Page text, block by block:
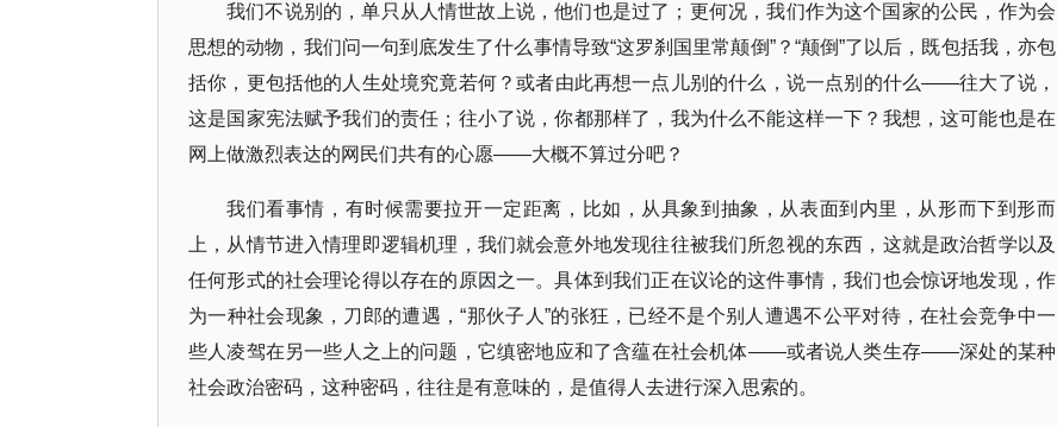
我们不说别的，单只从人情世故上说，他们也是过了；更何况，我们作为这个国家的公民，作为会
思想的动物，我们问一句到底发生了什么事情导致“这罗刹国里常颠倒”？“颠倒”了以后，既包括我，亦包
括你，更包括他的人生处境究竟若何？或者由此再想一点儿别的什么，说一点别的什么——往大了说，
这是国家宪法赋予我们的责任；往小了说，你都那样了，我为什么不能这样一下？我想，这可能也是在
网上做激烈表达的网民们共有的心愿——大概不算过分吧？
我们看事情，有时候需要拉开一定距离，比如，从具象到抽象，从表面到内里，从形而下到形而
上，从情节进入情理即逻辑机理，我们就会意外地发现往往被我们所忽视的东西，这就是政治哲学以及
任何形式的社会理论得以存在的原因之一。具体到我们正在议论的这件事情，我们也会惊讶地发现，作
为一种社会现象，刀郎的遭遇，“那伙子人”的张狂，已经不是个别人遭遇不公平对待，在社会竞争中一
些人凌驾在另一些人之上的问题，它缜密地应和了含蕴在社会机体——或者说人类生存——深处的某种
社会政治密码，这种密码，往往是有意味的，是值得人去进行深入思索的。